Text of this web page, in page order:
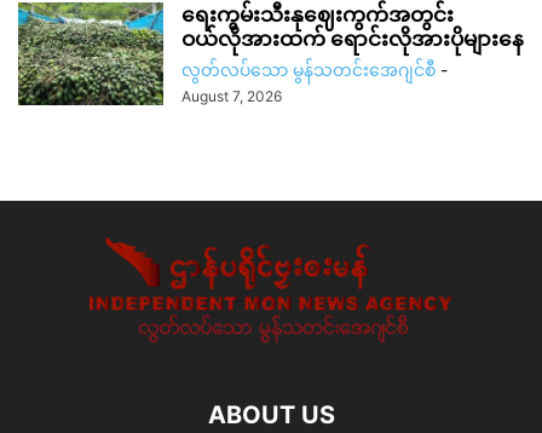
ရေးကွမ်းသီးနုဈေးကွက်အတွင်း
ဝယ်လိုအားထက် ရောင်းလိုအားပိုများနေ
လွတ်လပ်သော မွန်သတင်းအေဂျင်စီ -
August 7, 2026
ABOUT US